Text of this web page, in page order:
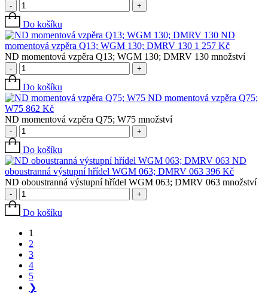
- +
Do košíku
ND
momentová vzpěra Q13; WGM 130; DMRV 130 1 257 Kč
ND momentová vzpěra Q13; WGM 130; DMRV 130 množství
- +
Do košíku
ND momentová vzpěra Q75;
W75 862 Kč
ND momentová vzpěra Q75; W75 množství
- +
Do košíku
ND
oboustranná výstupní hřídel WGM 063; DMRV 063 396 Kč
ND oboustranná výstupní hřídel WGM 063; DMRV 063 množství
- +
Do košíku
1
2
3
4
5
❯